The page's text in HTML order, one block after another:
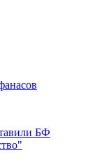
БФ